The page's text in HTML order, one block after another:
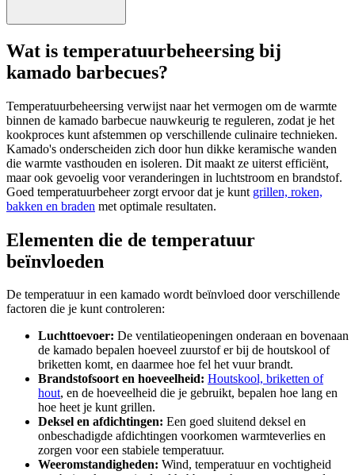
Wat is temperatuurbeheersing bij
kamado barbecues?
Temperatuurbeheersing verwijst naar het vermogen om de warmte
binnen de kamado barbecue nauwkeurig te reguleren, zodat je het
kookproces kunt afstemmen op verschillende culinaire technieken.
Kamado's onderscheiden zich door hun dikke keramische wanden
die warmte vasthouden en isoleren. Dit maakt ze uiterst efficiënt,
maar ook gevoelig voor veranderingen in luchtstroom en brandstof.
Goed temperatuurbeheer zorgt ervoor dat je kunt grillen, roken,
bakken en braden met optimale resultaten.
Elementen die de temperatuur
beïnvloeden
De temperatuur in een kamado wordt beïnvloed door verschillende
factoren die je kunt controleren:
Luchttoevoer: De ventilatieopeningen onderaan en bovenaan
de kamado bepalen hoeveel zuurstof er bij de houtskool of
briketten komt, en daarmee hoe fel het vuur brandt.
Brandstofsoort en hoeveelheid: Houtskool, briketten of
hout, en de hoeveelheid die je gebruikt, bepalen hoe lang en
hoe heet je kunt grillen.
Deksel en afdichtingen: Een goed sluitend deksel en
onbeschadigde afdichtingen voorkomen warmteverlies en
zorgen voor een stabiele temperatuur.
Weeromstandigheden: Wind, temperatuur en vochtigheid